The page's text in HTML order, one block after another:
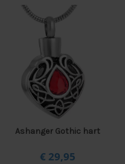
Ashanger Gothic hart
€ 29,95